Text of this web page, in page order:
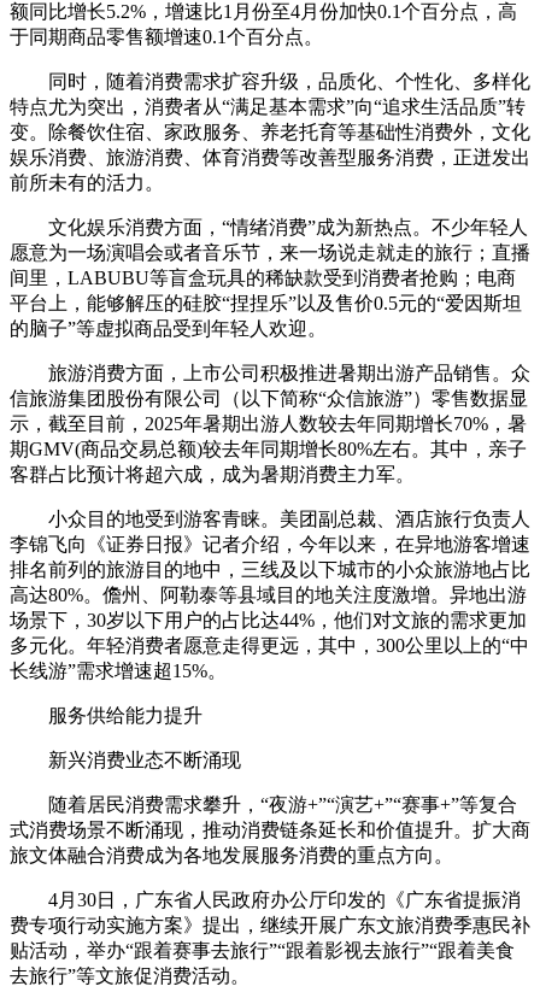
额同比增长5.2%，增速比1月份至4月份加快0.1个百分点，高
于同期商品零售额增速0.1个百分点。
同时，随着消费需求扩容升级，品质化、个性化、多样化
特点尤为突出，消费者从“满足基本需求”向“追求生活品质”转
变。除餐饮住宿、家政服务、养老托育等基础性消费外，文化
娱乐消费、旅游消费、体育消费等改善型服务消费，正迸发出
前所未有的活力。
文化娱乐消费方面，“情绪消费”成为新热点。不少年轻人
愿意为一场演唱会或者音乐节，来一场说走就走的旅行；直播
间里，LABUBU等盲盒玩具的稀缺款受到消费者抢购；电商
平台上，能够解压的硅胶“捏捏乐”以及售价0.5元的“爱因斯坦
的脑子”等虚拟商品受到年轻人欢迎。
旅游消费方面，上市公司积极推进暑期出游产品销售。众
信旅游集团股份有限公司（以下简称“众信旅游”）零售数据显
示，截至目前，2025年暑期出游人数较去年同期增长70%，暑
期GMV(商品交易总额)较去年同期增长80%左右。其中，亲子
客群占比预计将超六成，成为暑期消费主力军。
小众目的地受到游客青睐。美团副总裁、酒店旅行负责人
李锦飞向《证券日报》记者介绍，今年以来，在异地游客增速
排名前列的旅游目的地中，三线及以下城市的小众旅游地占比
高达80%。儋州、阿勒泰等县域目的地关注度激增。异地出游
场景下，30岁以下用户的占比达44%，他们对文旅的需求更加
多元化。年轻消费者愿意走得更远，其中，300公里以上的“中
长线游”需求增速超15%。
服务供给能力提升
新兴消费业态不断涌现
随着居民消费需求攀升，“夜游+”“演艺+”“赛事+”等复合
式消费场景不断涌现，推动消费链条延长和价值提升。扩大商
旅文体融合消费成为各地发展服务消费的重点方向。
4月30日，广东省人民政府办公厅印发的《广东省提振消
费专项行动实施方案》提出，继续开展广东文旅消费季惠民补
贴活动，举办“跟着赛事去旅行”“跟着影视去旅行”“跟着美食
去旅行”等文旅促消费活动。